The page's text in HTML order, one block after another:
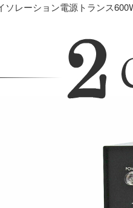
ソレーション電源トランス